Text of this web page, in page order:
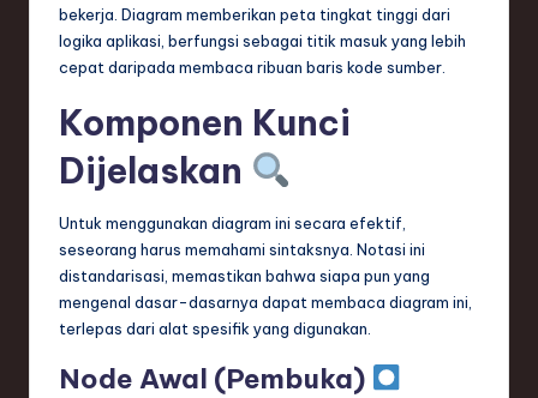
bekerja. Diagram memberikan peta tingkat tinggi dari
logika aplikasi, berfungsi sebagai titik masuk yang lebih
cepat daripada membaca ribuan baris kode sumber.
Komponen Kunci
Dijelaskan
Untuk menggunakan diagram ini secara efektif,
seseorang harus memahami sintaksnya. Notasi ini
distandarisasi, memastikan bahwa siapa pun yang
mengenal dasar-dasarnya dapat membaca diagram ini,
terlepas dari alat spesifik yang digunakan.
Node Awal (Pembuka)